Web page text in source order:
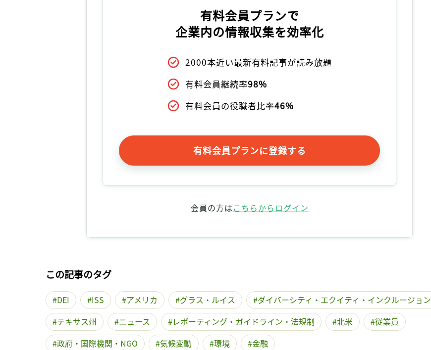
有料会員プランで
企業内の情報収集を効率化
2000本近い最新有料記事が読み放題
有料会員継続率98%
有料会員の役職者比率46%
有料会員プランに登録する
会員の方はこちらからログイン
この記事のタグ
DEI ISS アメリカ グラス・ルイス
ダイバーシティ・エクイティ・インクルージョン
テキサス州
ニュース レポーティング・ガイドライン・法規制 北米
従業員
政府・国際機関・NGO
気候変動 環境 金融
記事をお気に入りに保存するには
ログイン